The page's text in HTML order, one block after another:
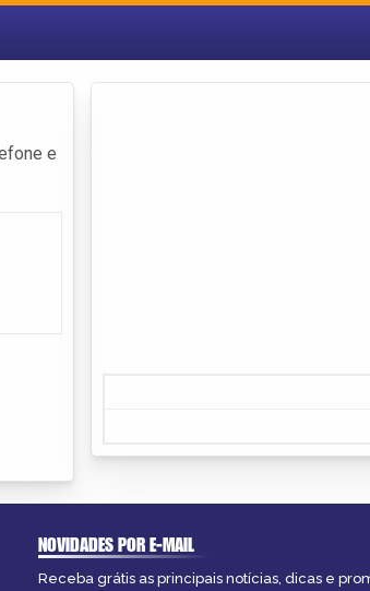
e
NOVIDADES POR E-MAIL
Receba grátis as principais notícias, dicas e